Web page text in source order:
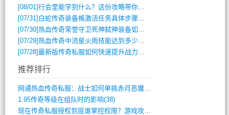
[08/01]行会里能学到什么？这份攻略带你全掌握
[07/31] 白蛇传奇装备格激活任务具体步骤是什么？如何完成？
[07/30]热血传奇荣誉守卫死神弑神装备如何获取与佩戴攻略？
[07/29]热血传奇中流星火雨技能达到多少级可以开始练装备？
[07/28]最新版传奇私服如何快速提升战力与获取稀有装备？
推荐排行
网通热血传奇私服：战士如何单挑赤月恶魔？(311)
1.95传奇等级在组队时的影响(38)
现在传奇私服授权到底谁掌控权限？游戏攻略(789)